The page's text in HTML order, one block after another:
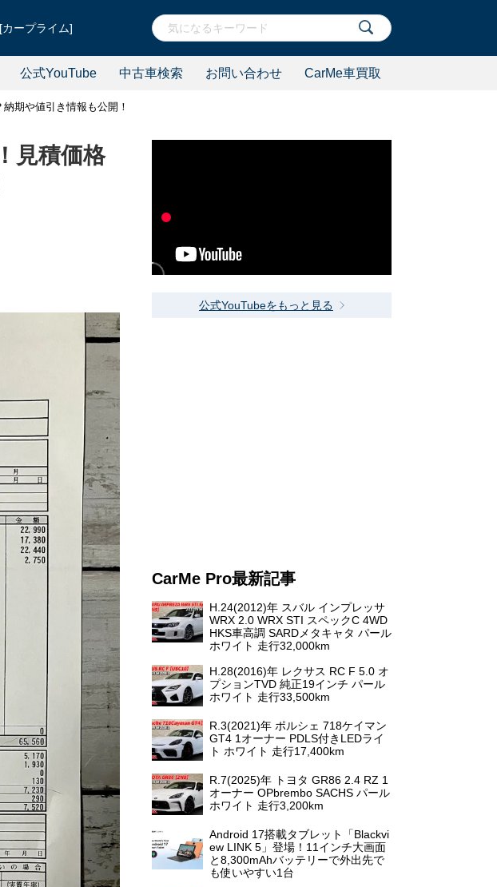
ープライム]
公式YouTube 中古車検索 お問い合わせ CarMe車買取
期や値引き情報も公開！
見積価格
公式YouTubeをもっと見る
CarMe Pro最新記事
H.24(2012)年 スバル インプレッサ
WRX 2.0 WRX STI スペックC 4WD
HKS車高調 SARDメタキャタ パール
ホワイト 走行32,000km
H.28(2016)年 レクサス RC F 5.0 オ
プションTVD 純正19インチ パール
ホワイト 走行33,500km
R.3(2021)年 ポルシェ 718ケイマン
GT4 1オーナー PDLS付きLEDライ
ト ホワイト 走行17,400km
R.7(2025)年 トヨタ GR86 2.4 RZ 1
オーナー OPbrembo SACHS パール
ホワイト 走行3,200km
Android 17搭載タブレット「Blackvi
ew LINK 5」登場！11インチ大画面
と8,300mAhバッテリーで外出先で
も使いやすい1台